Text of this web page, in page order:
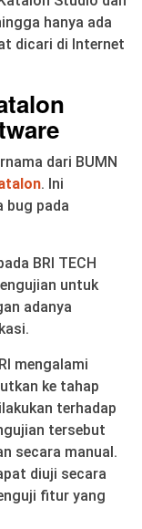
hanya ada
dicari di Internet
dari BUMN
. Ini
bug pada
BRI TECH
untuk
adanya
mengalami
ke tahap
terhadap
tersebut
secara manual.
diuji secara
fitur yang